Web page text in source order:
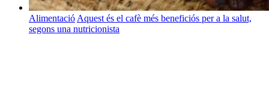
Alimentació Aquest és el cafè més beneficiós per a la salut,
segons una nutricionista